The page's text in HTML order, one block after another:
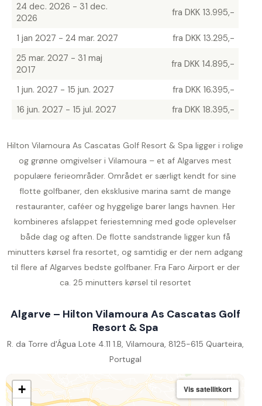
24 dec. 2026 - 31 dec.
2026
fra DKK 13.995,-
1 jan 2027 - 24 mar. 2027
fra DKK 13.295,-
25 mar. 2027 - 31 maj
2017
fra DKK 14.895,-
1 jun. 2027 - 15 jun. 2027
fra DKK 16.395,-
16 jun. 2027 - 15 jul. 2027
fra DKK 18.395,-
Hilton Vilamoura As Cascatas Golf Resort & Spa ligger i rolige
og grønne omgivelser i Vilamoura – et af Algarves mest
populære ferieområder. Området er særligt kendt for sine
flotte golfbaner, den eksklusive marina samt de mange
restauranter, caféer og hyggelige barer langs havnen. Her
kombineres afslappet feriestemning med gode oplevelser
både dag og aften. De flotte sandstrande ligger kun få
minutters kørsel fra resortet, og samtidig er der nem adgang
til flere af Algarves bedste golfbaner. Fra Faro Airport er der
ca. 25 minutters kørsel til resortet
Algarve – Hilton Vilamoura As Cascatas Golf
Resort & Spa
R. da Torre d'Água Lote 4.11 1.B, Vilamoura, 8125-615 Quarteira,
Portugal
+
Vis satellitkort